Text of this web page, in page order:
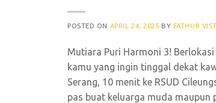
POSTED ON APRIL 24, 2025 BY FATHUR
Mutiara Puri Harmoni 3!
kamu yang ingin tinggal dekat
Serang, 10 menit ke RSUD
pas buat keluarga muda maupun